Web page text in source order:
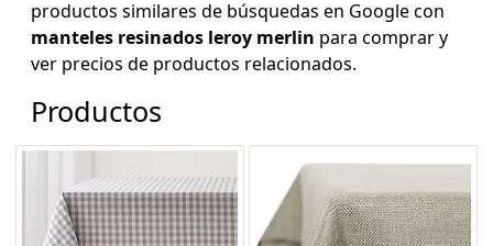
productos similares de búsquedas en Google con
manteles resinados leroy merlin para comprar y
ver precios de productos relacionados.
Productos